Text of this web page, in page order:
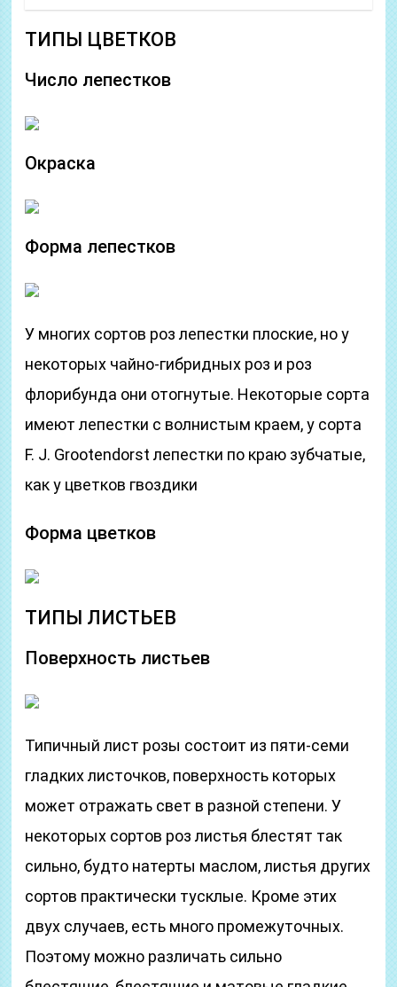
ТИПЫ ЦВЕТКОВ
Число лепестков
Окраска
Форма лепестков
У многих сортов роз лепестки плоские, но у
некоторых чайно-гибридных роз и роз
флорибунда они отогнутые. Некоторые сорта
имеют лепестки с волнистым краем, у сорта
F. J. Grootendorst лепестки по краю зубчатые,
как у цветков гвоздики
Форма цветков
ТИПЫ ЛИСТЬЕВ
Поверхность листьев
Типичный лист розы состоит из пяти-семи
гладких листочков, поверхность которых
может отражать свет в разной степени. У
некоторых сортов роз листья блестят так
сильно, будто натерты маслом, листья других
сортов практически тусклые. Кроме этих
двух случаев, есть много промежуточных.
Поэтому можно различать сильно